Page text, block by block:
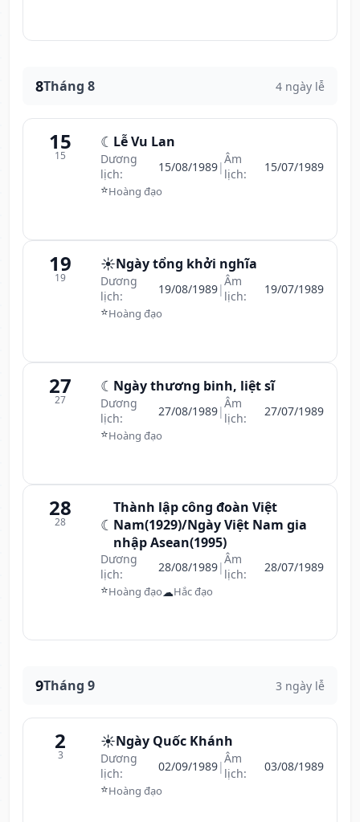
8Tháng 8 4 ngày lễ
15
15
☾ Lễ Vu Lan
Dương
lịch:
15/08/1989|Âm
lịch:
15/07/1989
⭐Hoàng đạo
19
19
☀️Ngày tổng khởi nghĩa
Dương
lịch:
19/08/1989|Âm
lịch:
19/07/1989
⭐Hoàng đạo
27
27
☾ Ngày thương binh, liệt sĩ
Dương
lịch:
27/08/1989|Âm
lịch:
27/07/1989
⭐Hoàng đạo
28
28 ☾
Thành lập công đoàn Việt
Nam(1929)/Ngày Việt Nam gia
nhập Asean(1995)
Dương
lịch:
28/08/1989|Âm
lịch:
28/07/1989
⭐Hoàng đạo☁Hắc đạo
9Tháng 9 3 ngày lễ
2
3
☀️Ngày Quốc Khánh
Dương
lịch:
02/09/1989|Âm
lịch:
03/08/1989
⭐Hoàng đạo